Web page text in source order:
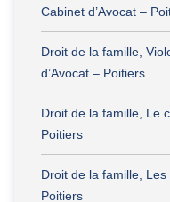
Cabinet d’Avocat –
Droit de la famille,
d’Avocat – Poitiers
Droit de la famille, Le
Poitiers
Droit de la famille,
Poitiers